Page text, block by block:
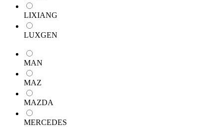
LIXIANG
LUXGEN
MAN
MAZ
MAZDA
MERCEDES